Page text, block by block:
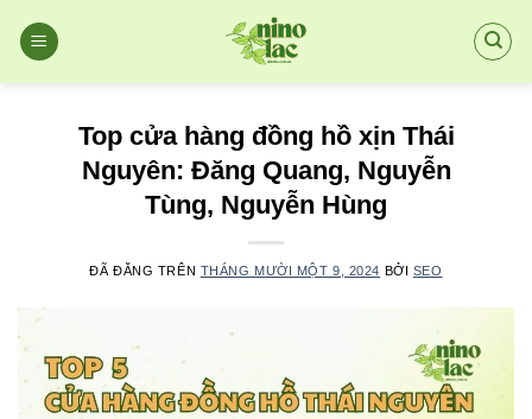
đến
Top cửa hàng đồng hồ xịn Thái
Nguyên: Đăng Quang, Nguyễn
Tùng, Nguyễn Hùng
ĐÃ ĐĂNG TRÊN THÁNG MƯỜI MỘT 9, 2024 BỞI SEO